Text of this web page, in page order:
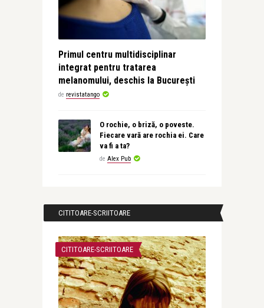
Primul centru multidisciplinar
integrat pentru tratarea
melanomului, deschis la București
de revistatango
O rochie, o briză, o poveste.
Fiecare vară are rochia ei. Care
va fi a ta?
de Alex Pub
CITITOARE-SCRIITOARE
CITITOARE-SCRIITOARE